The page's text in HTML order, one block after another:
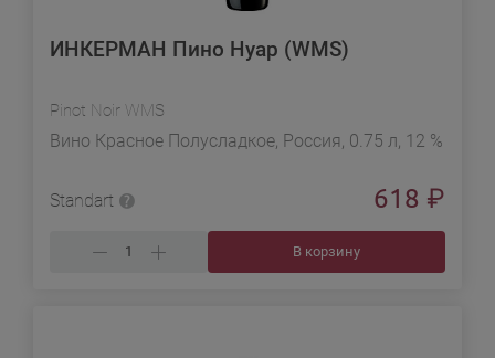
ИНКЕРМАН Пино Нуар (WMS)
Pinot Noir WMS
Вино Красное Полусладкое, Россия, 0.75 л, 12 %
Standart 618 ₽
В корзину